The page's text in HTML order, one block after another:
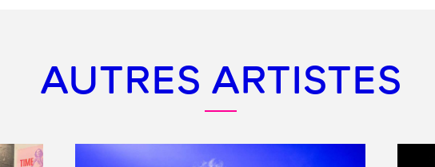
AUTRES ARTISTES